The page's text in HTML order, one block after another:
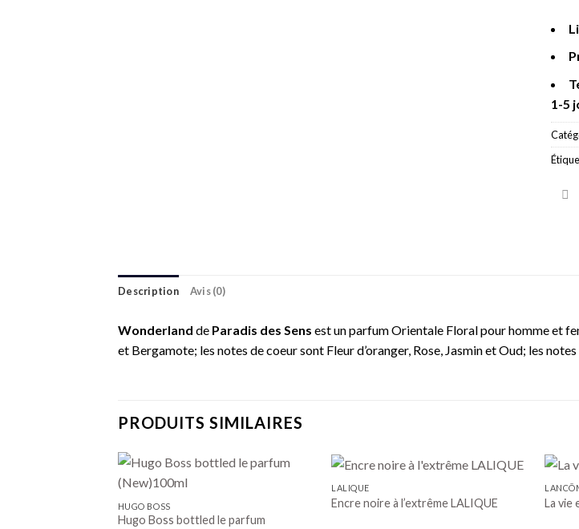
1-5
Description Avis (0)
Wonderland de Paradis des Sens est un parfum Orientale Floral pour homme et
et Bergamote; les notes de coeur sont Fleur d’oranger, Rose, Jasmin et Oud; les
PRODUITS SIMILAIRES
HUGO BOSS
Hugo Boss bottled le parfum
LALIQUE
Encre noire à l’extrême LALIQUE La vie